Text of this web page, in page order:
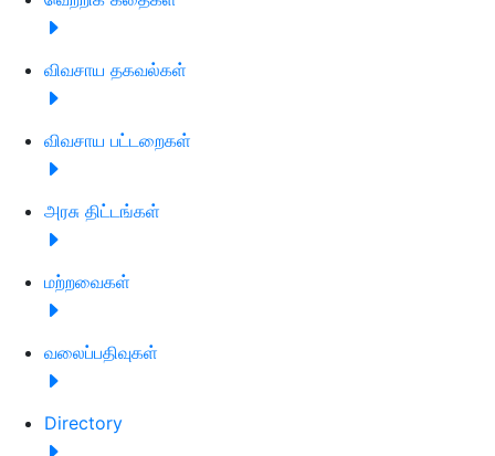
விவசாய தகவல்கள்
விவசாய பட்டறைகள்
அரசு திட்டங்கள்
மற்றவைகள்
வலைப்பதிவுகள்
Directory